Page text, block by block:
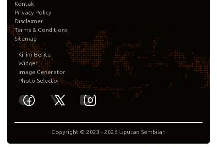
Kontak
Privacy Policy
Disclaimer
Terms & Conditions
Sitemap
Kirim Berita
Widget
Image Generator
Photo Selector
Copyright © 2023 - 2026 Liputan Sembilan